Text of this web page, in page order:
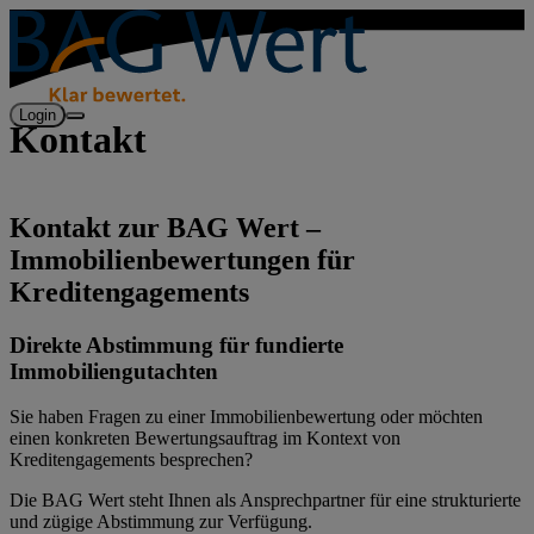
Login
Kontakt
Kontakt zur BAG Wert –
Immobilienbewertungen für
Kreditengagements
Direkte Abstimmung für fundierte
Immobiliengutachten
Sie haben Fragen zu einer Immobilienbewertung oder möchten
einen konkreten Bewertungsauftrag im Kontext von
Kreditengagements besprechen?
Die BAG Wert steht Ihnen als Ansprechpartner für eine strukturierte
und zügige Abstimmung zur Verfügung.